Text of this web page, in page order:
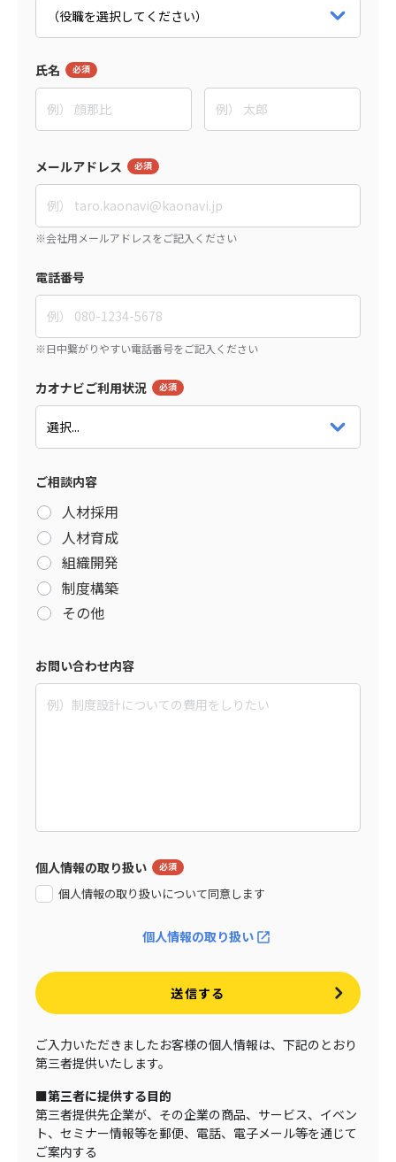
氏名
メールアドレス
電話番号
カオナビご利用状況
ご相談内容
人材採用
人材育成
組織開発
制度構築
その他
お問い合わせ内容
個人情報の取り扱い
個人情報の取り扱いについて同意します
個人情報の取り扱い
送信する
ご入力いただきましたお客様の個人情報は、下記のとおり
第三者提供いたします。
■第三者に提供する目的
第三者提供先企業が、その企業の商品、サービス、イベン
ト、セミナー情報等を郵便、電話、電子メール等を通じて
ご案内する